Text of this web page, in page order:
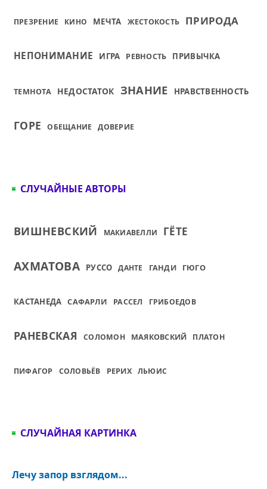
ПРЕЗРЕНИЕ КИНО МЕЧТА ЖЕСТОКОСТЬ ПРИРОДА
НЕПОНИМАНИЕ ИГРА РЕВНОСТЬ ПРИВЫЧКА
ТЕМНОТА НЕДОСТАТОК ЗНАНИЕ НРАВСТВЕННОСТЬ
ГОРЕ ОБЕЩАНИЕ ДОВЕРИЕ
СЛУЧАЙНЫЕ АВТОРЫ
ВИШНЕВСКИЙ МАКИАВЕЛЛИ ГЁТЕ
АХМАТОВА РУССО ДАНТЕ ГАНДИ ГЮГО
КАСТАНЕДА САФАРЛИ РАССЕЛ ГРИБОЕДОВ
РАНЕВСКАЯ СОЛОМОН МАЯКОВСКИЙ ПЛАТОН
ПИФАГОР СОЛОВЬЁВ РЕРИХ ЛЬЮИС
СЛУЧАЙНАЯ КАРТИНКА
Лечу запор взглядом...